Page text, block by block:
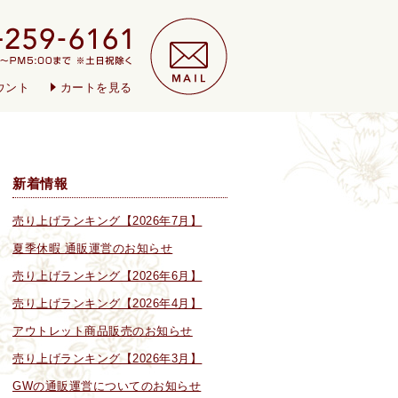
ント カートを見る
新着情報
売り上げランキング【2026年7月】
夏季休暇 通販運営のお知らせ
売り上げランキング【2026年6月】
売り上げランキング【2026年4月】
アウトレット商品販売のお知らせ
売り上げランキング【2026年3月】
GWの通販運営についてのお知らせ